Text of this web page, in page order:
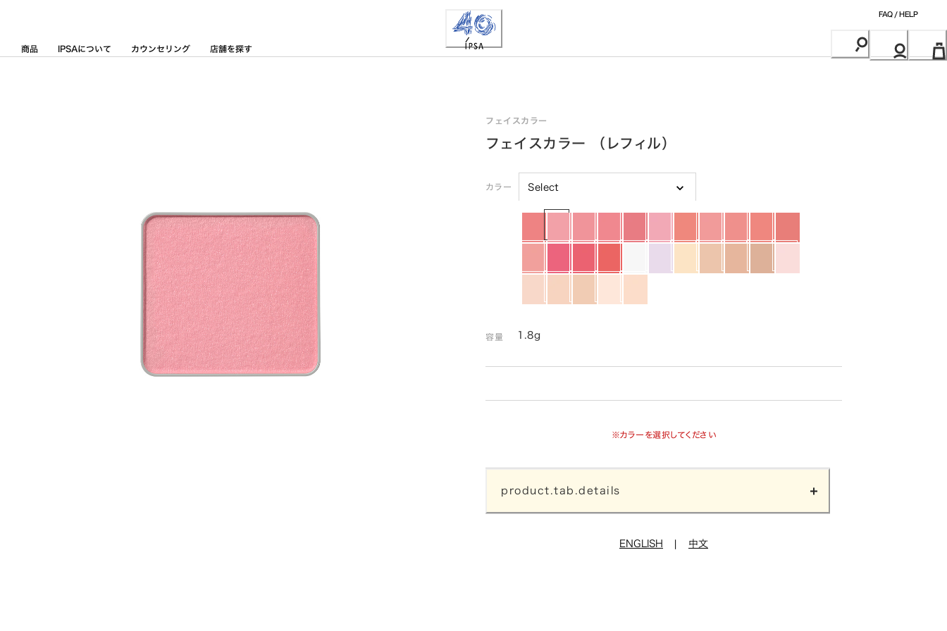
商品 IPSAについて カウンセリング 店舗を探す
FAQ / HELP
フェイスカラー
フェイスカラー （レフィル）
カラー Select
容量 1.8g
※カラーを選択してください
product.tab.details
ENGLISH 中文